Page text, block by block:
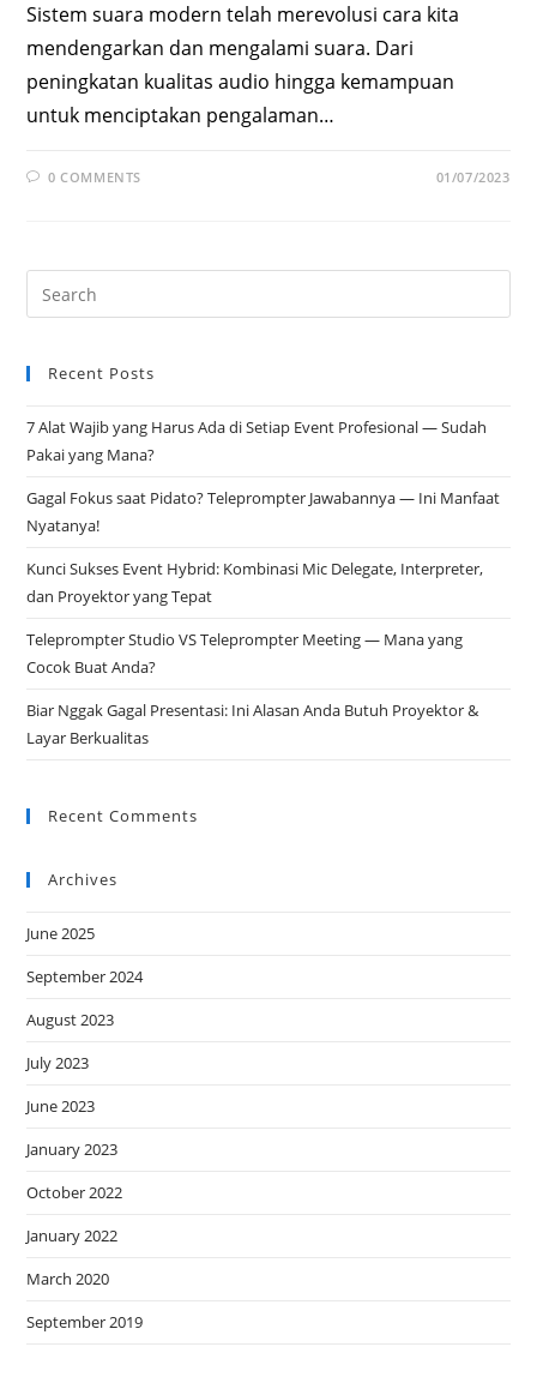
Sistem suara modern telah merevolusi cara kita
mendengarkan dan mengalami suara. Dari
peningkatan kualitas audio hingga kemampuan
untuk menciptakan pengalaman…
0 COMMENTS 01/07/2023
Recent Posts
7 Alat Wajib yang Harus Ada di Setiap Event Profesional — Sudah
Pakai yang Mana?
Gagal Fokus saat Pidato? Teleprompter Jawabannya — Ini Manfaat
Nyatanya!
Kunci Sukses Event Hybrid: Kombinasi Mic Delegate, Interpreter,
dan Proyektor yang Tepat
Teleprompter Studio VS Teleprompter Meeting — Mana yang
Cocok Buat Anda?
Biar Nggak Gagal Presentasi: Ini Alasan Anda Butuh Proyektor &
Layar Berkualitas
Recent Comments
Archives
June 2025
September 2024
August 2023
July 2023
June 2023
January 2023
October 2022
January 2022
March 2020
September 2019